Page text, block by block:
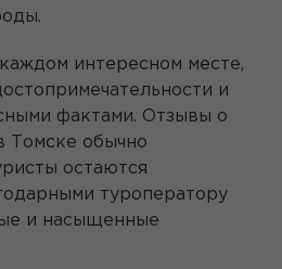
интересном месте,
и
фактами. Отзывы о
Томске обычно
остаются
туроператору
и насыщенные